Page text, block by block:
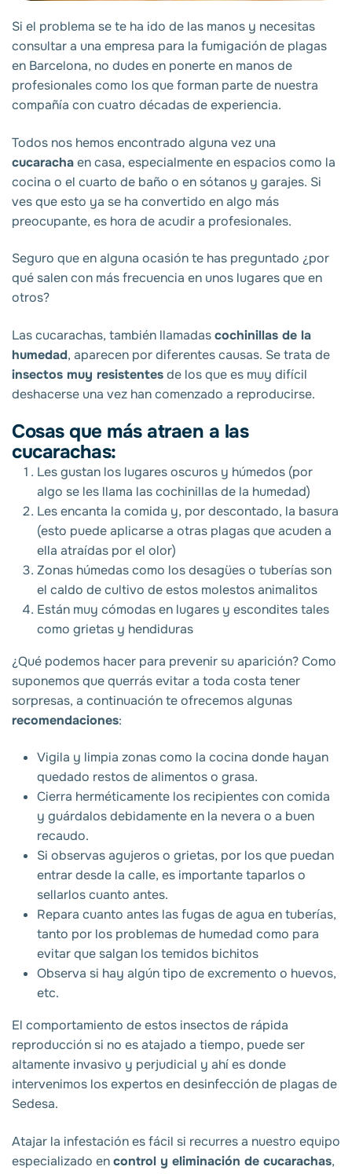
Si el problema se te ha ido de las manos y necesitas
consultar a una empresa para la fumigación de plagas
en Barcelona, no dudes en ponerte en manos de
profesionales como los que forman parte de nuestra
compañía con cuatro décadas de experiencia.
Todos nos hemos encontrado alguna vez una
cucarachaen casa, especialmente en espacios como la
cocina o el cuarto de baño o en sótanos y garajes. Si
ves que esto ya se ha convertido en algo más
preocupante, es hora de acudir a profesionales.
Seguro que en alguna ocasión te has preguntado ¿por
qué salen con más frecuencia en unos lugares que en
otros?
Las cucarachas, también llamadascochinillas de la
humedad, aparecen por diferentes causas. Se trata de
insectos muy resistentesde los que es muy difícil
deshacerse una vez han comenzado a reproducirse.
Cosas que más atraen a las
cucarachas:
Les gustan los lugares oscuros y húmedos (por
algo se les llama las cochinillas de la humedad)
Les encanta la comida y, por descontado, la basura
(esto puede aplicarse a otras plagas que acuden a
ella atraídas por el olor)
Zonas húmedas como los desagües o tuberías son
el caldo de cultivo de estos molestos animalitos
Están muy cómodas en lugares y escondites tales
como grietas y hendiduras
¿Qué podemos hacer para prevenir su aparición? Como
suponemos que querrás evitar a toda costa tener
sorpresas, a continuación te ofrecemos algunas
recomendaciones:
Vigila y limpia zonas como la cocina donde hayan
quedado restos de alimentos o grasa.
Cierra herméticamente los recipientes con comida
y guárdalos debidamente en la nevera o a buen
recaudo.
Si observas agujeros o grietas, por los que puedan
entrar desde la calle, es importante taparlos o
sellarlos cuanto antes.
Repara cuanto antes las fugas de agua en tuberías,
tanto por los problemas de humedad como para
evitar que salgan los temidos bichitos
Observa si hay algún tipo de excremento o huevos,
etc.
El comportamiento de estos insectos de rápida
reproducción si no es atajado a tiempo, puede ser
altamente invasivo y perjudicial y ahí es donde
intervenimos los expertos en desinfección de plagas de
Sedesa.
Atajar la infestación es fácil si recurres a nuestro equipo
especializado encontrol y eliminación de cucarachas,